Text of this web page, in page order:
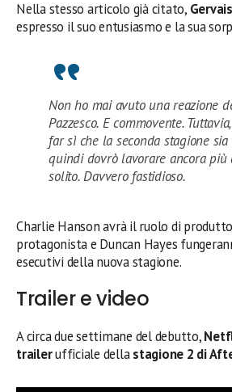
Nella stesso articolo già citato, Gervais
espresso il suo entusiasmo e la sua
Non ho mai avuto una reazione
Pazzesco. E commovente.
far sì che la seconda stagione
quindi dovrò lavorare ancora più
solito. Davvero fastidioso.
Charlie Hanson avrà il ruolo di
protagonista e Duncan Hayes
esecutivi della nuova stagione.
Trailer e video
A circa due settimane del debutto,
trailerufficiale dellastagione 2 di